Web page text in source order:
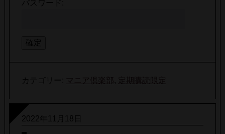
パスワード:
カテゴリー: マニア倶楽部 , 定期購読限定
2022年11月18日